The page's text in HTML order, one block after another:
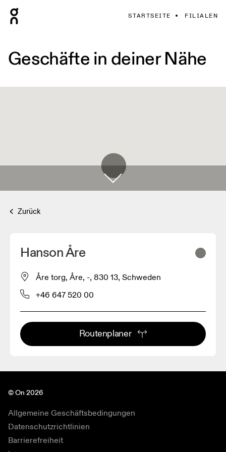
STARTSEITE FILIALEN
Geschäfte in deiner Nähe
Zurück
Hanson Åre
Åre torg, Åre, -, 830 13, Schweden
+46 647 520 00
Routenplaner
© On 2026
Allgemeine Geschäftsbedingungen
Datenschutzrichtlinien
Barrierefreiheit